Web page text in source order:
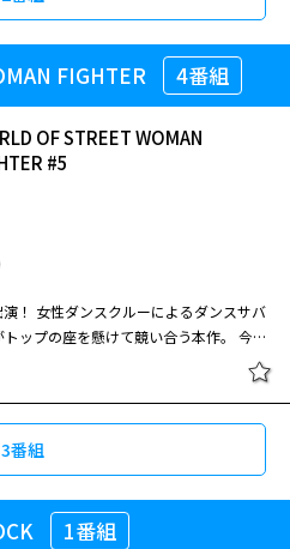
お見逃しなく！
FIGHTER 4番組
OF STREET WOMAN
#5
！ 女性ダンスクルーによるダンスサバ
オーストラリア、ニュージーランドから
を代表して激しいダンスバトルを繰り広
ズといった顔ぶれで、経験者ならでは
。 日本からはなんと2クルーが参戦！
IBUKI、KYOKAといった知る人ぞ知
の姉HANAなどが集まった“OSAKA Ojo
3番組
1番組